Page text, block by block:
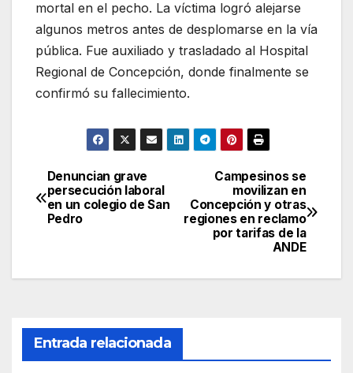
mortal en el pecho. La víctima logró alejarse
algunos metros antes de desplomarse en la vía
pública. Fue auxiliado y trasladado al Hospital
Regional de Concepción, donde finalmente se
confirmó su fallecimiento.
Navegación
de
Campesinos se
movilizan en
Concepción y otras
regiones en reclamo
por tarifas de la
ANDE
Denuncian grave
persecución laboral
en un colegio de San
Pedro
Entrada relacionada